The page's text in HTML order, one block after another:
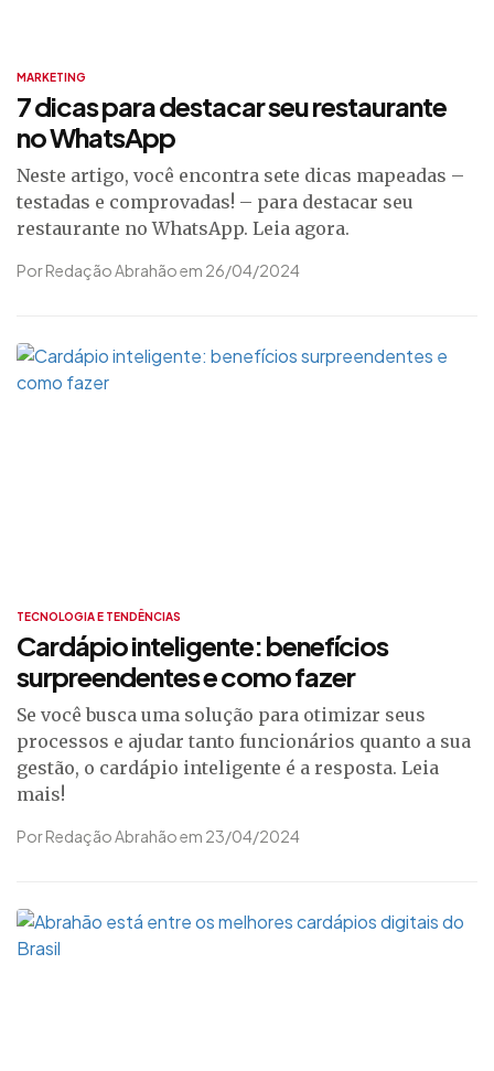
MARKETING
7 dicas para destacar seu restaurante
no WhatsApp
Neste artigo, você encontra sete dicas mapeadas –
testadas e comprovadas! – para destacar seu
restaurante no WhatsApp. Leia agora.
Por Redação Abrahão em 26/04/2024
TECNOLOGIA E TENDÊNCIAS
Cardápio inteligente: benefícios
surpreendentes e como fazer
Se você busca uma solução para otimizar seus
processos e ajudar tanto funcionários quanto a sua
gestão, o cardápio inteligente é a resposta. Leia
mais!
Por Redação Abrahão em 23/04/2024